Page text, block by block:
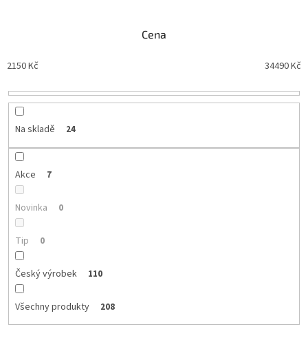
o
u
ů
Cena
2150Kč 34490Kč
Na skladě 24
Akce 7
Novinka 0
Tip 0
Český výrobek 110
Všechny produkty 208